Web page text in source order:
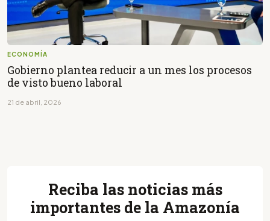
ECONOMÍA
Gobierno plantea reducir a un mes los procesos
de visto bueno laboral
21 de abril, 2026
Reciba las noticias más
importantes de la Amazonía